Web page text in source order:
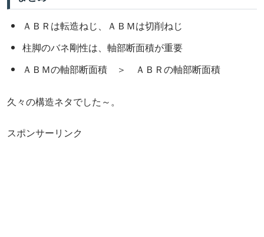
ＡＢＲは転造ねじ、ＡＢＭは切削ねじ
柱脚のバネ剛性は、軸部断面積が重要
ＡＢＭの軸部断面積 ＞ ＡＢＲの軸部断面積
久々の構造ネタでした～。
スポンサーリンク